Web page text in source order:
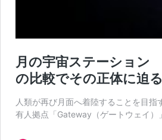
月の宇宙ステーション
の比較でその正体に迫
人類が再び月面へ着陸することを目
有人拠点「Gateway（ゲートウェイ